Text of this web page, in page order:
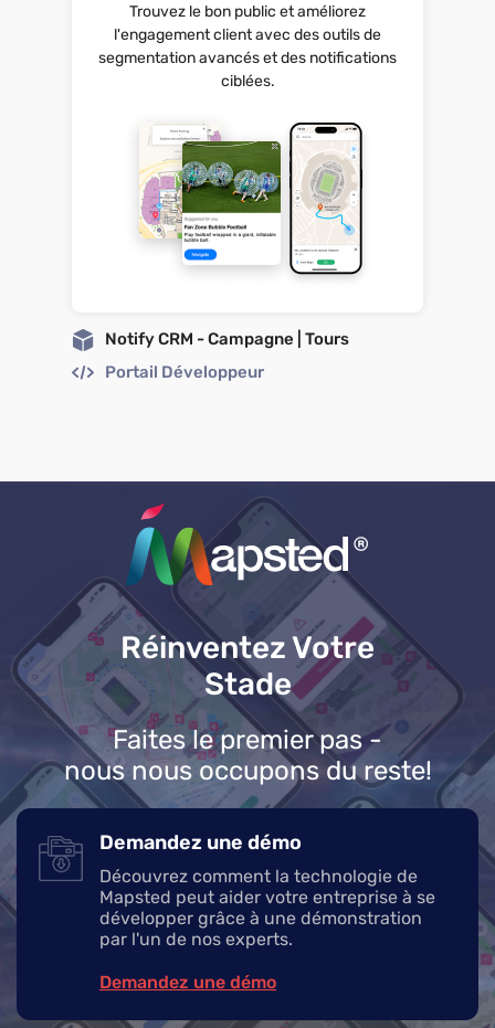
Trouvez le bon public et améliorez
l'engagement client avec des outils de
segmentation avancés et des notifications
ciblées.
Notify CRM - Campagne | Tours
Portail Développeur
Réinventez Votre
Stade
Faites le premier pas -
nous nous occupons du reste!
Demandez une démo
Découvrez comment la technologie de
Mapsted peut aider votre entreprise à se
développer grâce à une démonstration
par l'un de nos experts.
Demandez une démo